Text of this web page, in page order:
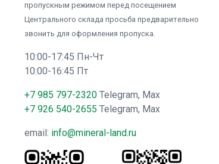
пропускным режимом перед посещением
Центрального склада просьба предварительно
звонить для оформления пропуска.
10:00-17:45 Пн-Чт
10:00-16:45 Пт
+7 985 797-2320Telegram, Max
+7 926 540-2655 Telegram, Max
email: info@mineral-land.ru